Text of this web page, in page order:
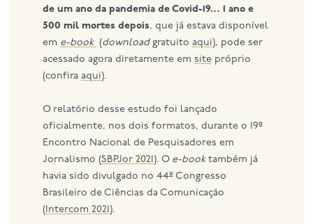
de um ano da pandemia de Covid-19… 1 ano e
500 mil mortes depois, que já estava disponível
em e-book (downloadgratuitoaqui), pode ser
acessado agora diretamente emsite próprio
(confiraaqui).
O relatório desse estudo foi lançado
oficialmente, nos dois formatos, durante o 19º
Encontro Nacional de Pesquisadores em
Jornalismo (SBPJor 2021 ). O e-booktambém já
havia sido divulgado no 44º Congresso
Brasileiro de Ciências da Comunicação
( Intercom 2021 ).